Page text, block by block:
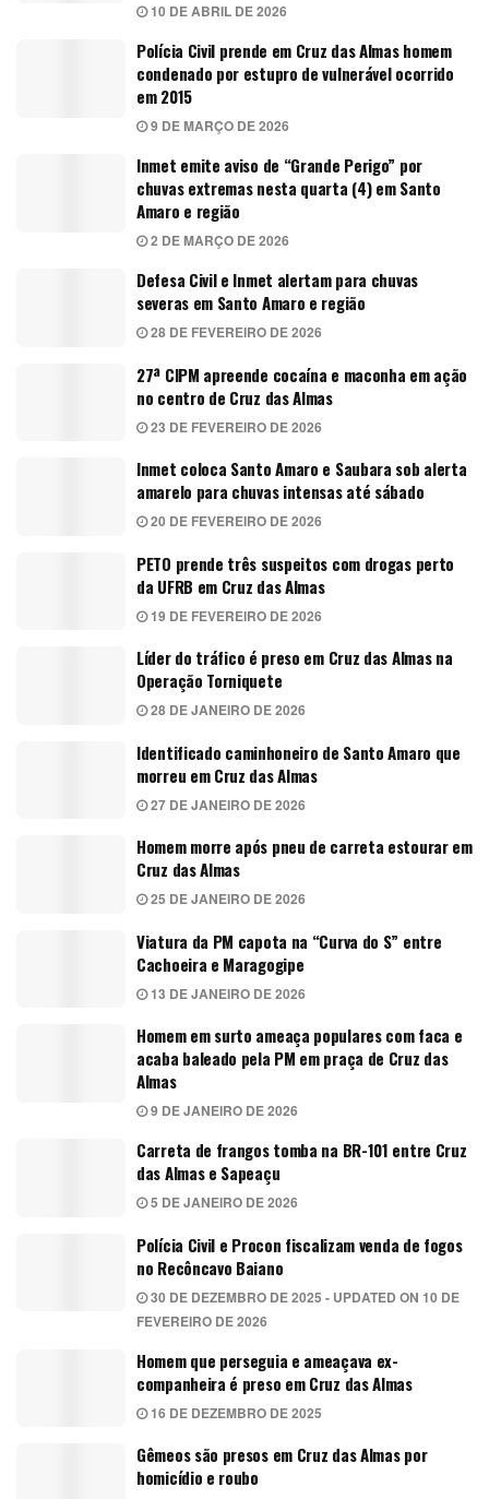
10 DE ABRIL DE 2026
Polícia Civil prende em Cruz das Almas homem
condenado por estupro de vulnerável ocorrido
em 2015
9 DE MARÇO DE 2026
Inmet emite aviso de “Grande Perigo” por
chuvas extremas nesta quarta (4) em Santo
Amaro e região
2 DE MARÇO DE 2026
Defesa Civil e Inmet alertam para chuvas
severas em Santo Amaro e região
28 DE FEVEREIRO DE 2026
27ª CIPM apreende cocaína e maconha em ação
no centro de Cruz das Almas
23 DE FEVEREIRO DE 2026
Inmet coloca Santo Amaro e Saubara sob alerta
amarelo para chuvas intensas até sábado
20 DE FEVEREIRO DE 2026
PETO prende três suspeitos com drogas perto
da UFRB em Cruz das Almas
19 DE FEVEREIRO DE 2026
Líder do tráfico é preso em Cruz das Almas na
Operação Torniquete
28 DE JANEIRO DE 2026
Identificado caminhoneiro de Santo Amaro que
morreu em Cruz das Almas
27 DE JANEIRO DE 2026
Homem morre após pneu de carreta estourar em
Cruz das Almas
25 DE JANEIRO DE 2026
Viatura da PM capota na “Curva do S” entre
Cachoeira e Maragogipe
13 DE JANEIRO DE 2026
Homem em surto ameaça populares com faca e
acaba baleado pela PM em praça de Cruz das
Almas
9 DE JANEIRO DE 2026
Carreta de frangos tomba na BR-101 entre Cruz
das Almas e Sapeaçu
5 DE JANEIRO DE 2026
Polícia Civil e Procon fiscalizam venda de fogos
no Recôncavo Baiano
30 DE DEZEMBRO DE 2025 - UPDATED ON 10 DE
FEVEREIRO DE 2026
Homem que perseguia e ameaçava ex-
companheira é preso em Cruz das Almas
16 DE DEZEMBRO DE 2025
Gêmeos são presos em Cruz das Almas por
homicídio e roubo